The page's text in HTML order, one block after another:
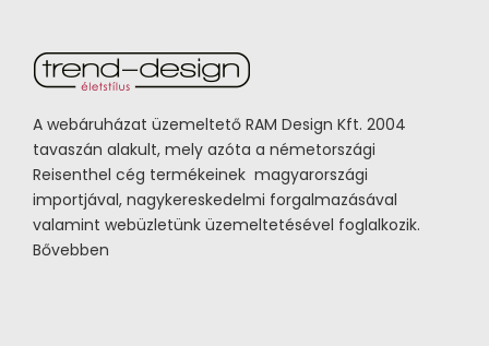
A webáruházat üzemeltető RAM Design Kft. 2004
tavaszán alakult, mely azóta a németországi
Reisenthel cég termékeinek magyarországi
importjával, nagykereskedelmi forgalmazásával
valamint webüzletünk üzemeltetésével foglalkozik.
Bővebben